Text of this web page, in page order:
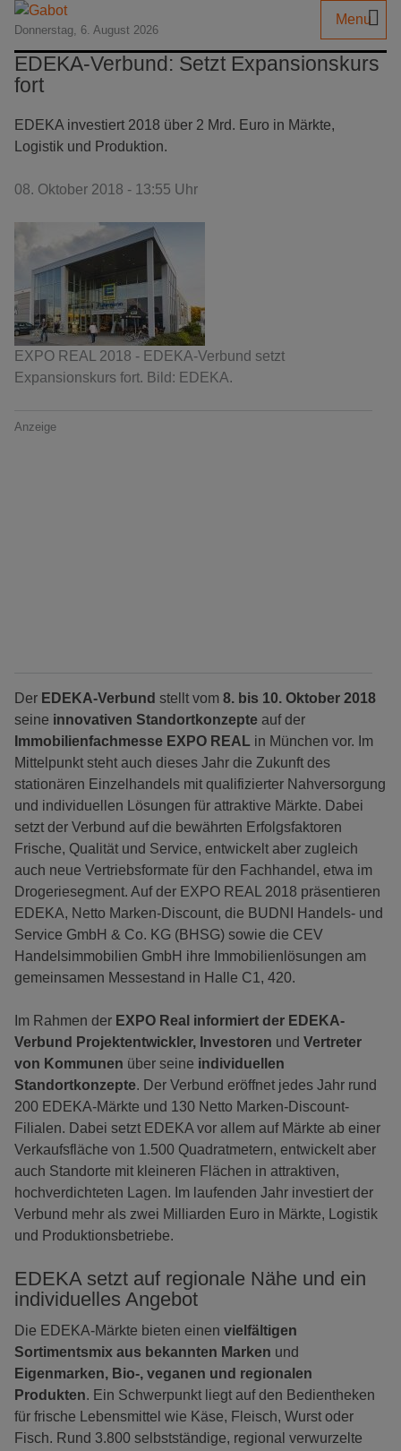
Donnerstag, 6. August 2026
Menu
EDEKA-Verbund: Setzt Expansionskurs
fort
EDEKA investiert 2018 über 2 Mrd. Euro in Märkte,
Logistik und Produktion.
08. Oktober 2018 - 13:55 Uhr
EXPO REAL 2018 - EDEKA-Verbund setzt
Expansionskurs fort. Bild: EDEKA.
Anzeige
Der EDEKA-Verbund stellt vom 8. bis 10. Oktober 2018
seine innovativen Standortkonzepte auf der
Immobilienfachmesse EXPO REAL in München vor. Im
Mittelpunkt steht auch dieses Jahr die Zukunft des
stationären Einzelhandels mit qualifizierter Nahversorgung
und individuellen Lösungen für attraktive Märkte. Dabei
setzt der Verbund auf die bewährten Erfolgsfaktoren
Frische, Qualität und Service, entwickelt aber zugleich
auch neue Vertriebsformate für den Fachhandel, etwa im
Drogeriesegment. Auf der EXPO REAL 2018 präsentieren
EDEKA, Netto Marken-Discount, die BUDNI Handels- und
Service GmbH & Co. KG (BHSG) sowie die CEV
Handelsimmobilien GmbH ihre Immobilienlösungen am
gemeinsamen Messestand in Halle C1, 420.
Im Rahmen der EXPO Real informiert der EDEKA-
Verbund Projektentwickler, Investoren und Vertreter
von Kommunen über seine individuellen
Standortkonzepte. Der Verbund eröffnet jedes Jahr rund
200 EDEKA-Märkte und 130 Netto Marken-Discount-
Filialen. Dabei setzt EDEKA vor allem auf Märkte ab einer
Verkaufsfläche von 1.500 Quadratmetern, entwickelt aber
auch Standorte mit kleineren Flächen in attraktiven,
hochverdichteten Lagen. Im laufenden Jahr investiert der
Verbund mehr als zwei Milliarden Euro in Märkte, Logistik
und Produktionsbetriebe.
EDEKA setzt auf regionale Nähe und ein
individuelles Angebot
Die EDEKA-Märkte bieten einen vielfältigen
Sortimentsmix aus bekannten Marken und
Eigenmarken, Bio-, veganen und regionalen
Produkten. Ein Schwerpunkt liegt auf den Bedientheken
für frische Lebensmittel wie Käse, Fleisch, Wurst oder
Fisch. Rund 3.800 selbstständige, regional verwurzelte